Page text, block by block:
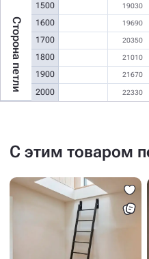
Сторона петли
1500
1600
1700
1800
1900
2000
19030
19690
20350
21010
21670
22330
С этим товаром